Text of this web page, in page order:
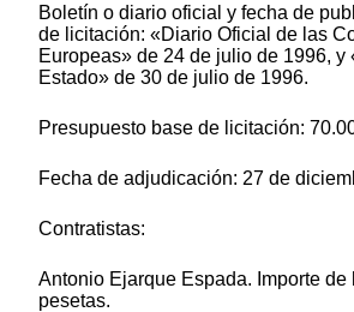
Boletín o diario oficial y fecha de
de licitación: «Diario Oficial de las
Europeas» de 24 de julio de 1996, y
Estado» de 30 de julio de 1996.
Presupuesto base de licitación:
Fecha de adjudicación: 27 de
Contratistas:
Antonio Ejarque Espada. Importe
pesetas.